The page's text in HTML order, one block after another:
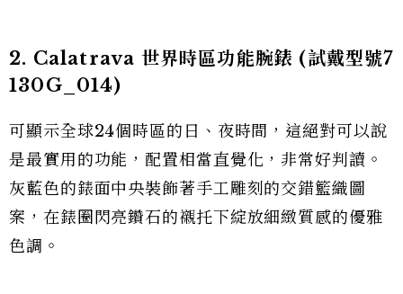
2. Calatrava 世界時區功能腕錶 (試戴型號7
130G_014)
可顯示全球24個時區的日、夜時間，這絕對可以說
是最實用的功能，配置相當直覺化，非常好判讀。
灰藍色的錶面中央裝飾著手工雕刻的交錯籃織圖
案，在錶圈閃亮鑽石的襯托下綻放細緻質感的優雅
色調。